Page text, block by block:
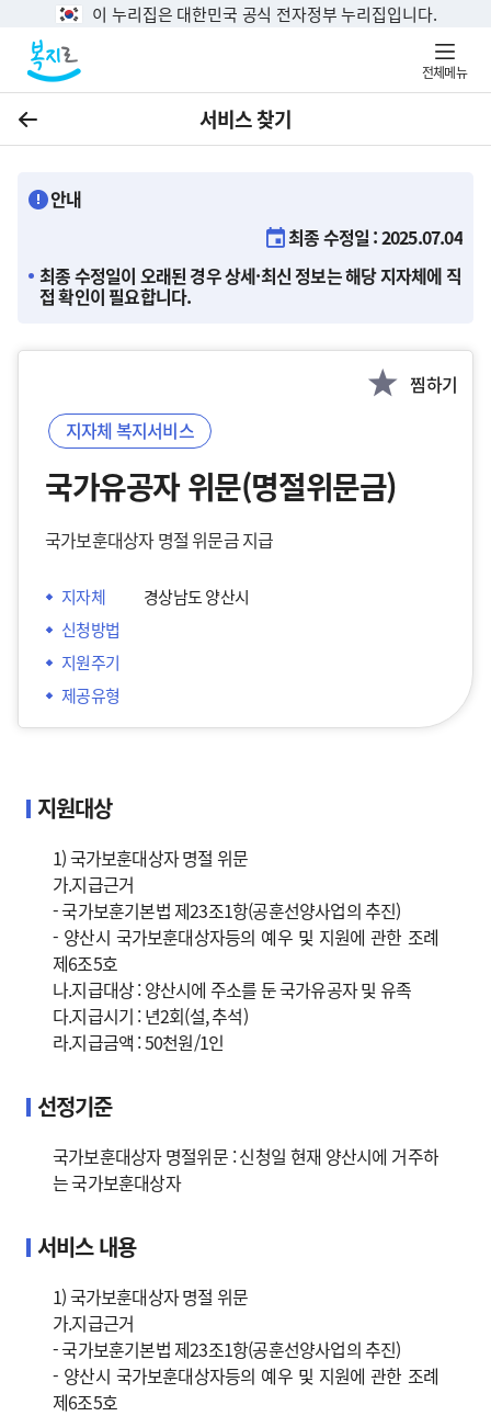
이 누리집은 대한민국 공식 전자정부 누리집입니다.
전체메뉴
이전 서비스 찾기
안내
최종 수정일 : 2025.07.04
최종 수정일이 오래된 경우 상세·최신 정보는 해당 지자체에 직
접 확인이 필요합니다.
찜하기
지자체 복지서비스
국가유공자 위문(명절위문금)
국가보훈대상자 명절 위문금 지급
지자체
경상남도 양산시
신청방법
지원주기
제공유형
지원대상
1) 국가보훈대상자 명절 위문
가.지급근거
- 국가보훈기본법 제23조1항(공훈선양사업의 추진)
- 양산시 국가보훈대상자등의 예우 및 지원에 관한 조례
제6조5호
나.지급대상 : 양산시에 주소를 둔 국가유공자 및 유족
다.지급시기 : 년2회(설, 추석)
라.지급금액 : 50천원/1인
선정기준
국가보훈대상자 명절위문 : 신청일 현재 양산시에 거주하
는 국가보훈대상자
서비스 내용
1) 국가보훈대상자 명절 위문
가.지급근거
- 국가보훈기본법 제23조1항(공훈선양사업의 추진)
- 양산시 국가보훈대상자등의 예우 및 지원에 관한 조례
제6조5호